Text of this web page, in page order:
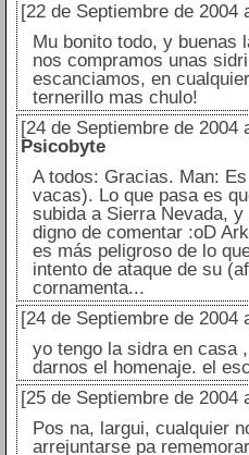
[22 de Septiembre de 2004
Mu bonito todo, y buenas
nos compramos unas
escanciamos, en
ternerillo mas chulo!
[24 de Septiembre de 2004
Psicobyte
A todos: Gracias. Man:
vacas). Lo que pasa es
subida a Sierra Nevada,
digno de comentar :oD
es más peligroso de lo
intento de ataque de su
cornamenta...
[24 de Septiembre de 2004
yo tengo la sidra en casa
darnos el homenaje. el
[25 de Septiembre de 2004
Pos na, largui, cualquier
arrejuntarse pa